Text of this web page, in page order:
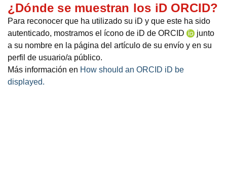
¿Dónde se muestran los iD ORCID?
Para reconocer que ha utilizado su iD y que este ha sido
autenticado, mostramos el ícono de iD de ORCID
junto
a su nombre en la página del artículo de su envío y en su
perfil de usuario/a público.
Más información en How should an ORCID iD be
displayed.